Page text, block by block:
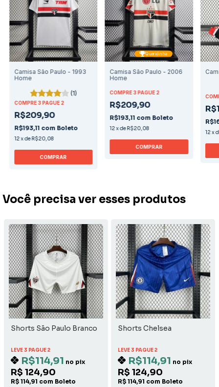
Camisa São Paulo - 1993
Home
(1)
COMPRE 3 PAGUE 2
R$209,90
R$193,11 com Boleto
12xdeR$20,08
COMPRAR
Queridinha
Camisa São Paulo - 2006
Home
COMPRE 3 PAGUE 2
R$209,90
R$193,11 com Boleto
12xdeR$20,08
COMPRAR
12 x
Você precisa ver esses produtos
Shorts São Paulo Branco
LEVE 3 PAGUE 2
R$114,91 no pix
R$ 124,90
R$ 114,91 com Boleto
Shorts Chelsea
LEVE 3 PAGUE 2
R$114,91 no pix
R$ 124,90
R$ 114,91 com Boleto